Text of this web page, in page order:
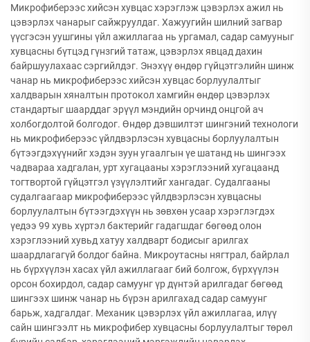
Микрофиберээс хийсэн хувцас хэрэглэж цэвэрлэх ажил нь
цэвэрлэх чанарыг сайжруулдаг. Хажуугийн шилний загвар
үүсгэсэн уушгины үйл ажиллагаа нь ургамал, садар самууныг
хувцасны бүтцэд гүнзгий татаж, цэвэрлэх явцад дахин
байршуулахаас сэргийлдэг. Энэхүү өндөр гүйцэтгэлийн шинж
чанар нь микрофиберээс хийсэн хувцас борлуулалтыг
халдварын хяналтын протокол хамгийн өндөр цэвэрлэх
стандартыг шаарддаг эрүүл мэндийн орчинд онцгой ач
холбогдолтой болгодог. Өндөр дэвшилтэт шингэний технологи
нь микрофиберээс үйлдвэрлэсэн хувцасны борлуулалтын
бүтээгдэхүүнийг хэдэн зуун угаалгын үе шатанд нь шингээх
чадвараа хадгалан, урт хугацааны хэрэглээний хугацаанд
тогтвортой гүйцэтгэл үзүүлэлтийг хангадаг. Судалгааны
судалгаагаар микрофиберээс үйлдвэрлэсэн хувцасны
борлуулалтын бүтээгдэхүүн нь зөвхөн усаар хэрэглэгдэх
үедээ 99 хувь хүртэл бактерийг гадагшдаг бөгөөд олон
хэрэглээний хувьд хатуу халдварт бодисыг арилгах
шаардлагагүй болдог байна. Микроутасны нягтрал, байрлал
нь бүрхүүлэн хасах үйл ажиллагааг бий болгож, бүрхүүлэн
орсон бохирдол, садар самуунг үр дүнтэй арилгадаг бөгөөд
шингээх шинж чанар нь бүрэн арилгахад садар самуунг
барьж, хадгалдаг. Механик цэвэрлэх үйл ажиллагаа, илүү
сайн шингээлт нь микрофибер хувцасны борлуулалтыг төрөл